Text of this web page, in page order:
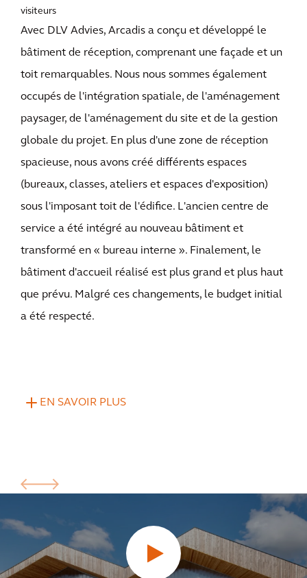
visiteurs
Avec DLV Advies, Arcadis a conçu et développé le
bâtiment de réception, comprenant une façade et un
toit remarquables. Nous nous sommes également
occupés de l'intégration spatiale, de l'aménagement
paysager, de l'aménagement du site et de la gestion
globale du projet. En plus d'une zone de réception
spacieuse, nous avons créé différents espaces
(bureaux, classes, ateliers et espaces d'exposition)
sous l'imposant toit de l'édifice. L'ancien centre de
service a été intégré au nouveau bâtiment et
transformé en « bureau interne ». Finalement, le
bâtiment d'accueil réalisé est plus grand et plus haut
que prévu. Malgré ces changements, le budget initial
a été respecté.
EN SAVOIR PLUS